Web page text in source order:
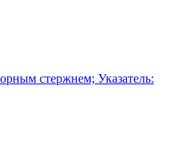
стержнем; Указатель: